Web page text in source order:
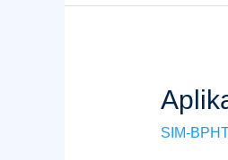
SIM-
Aplikasi
Elektronik
BPHTB